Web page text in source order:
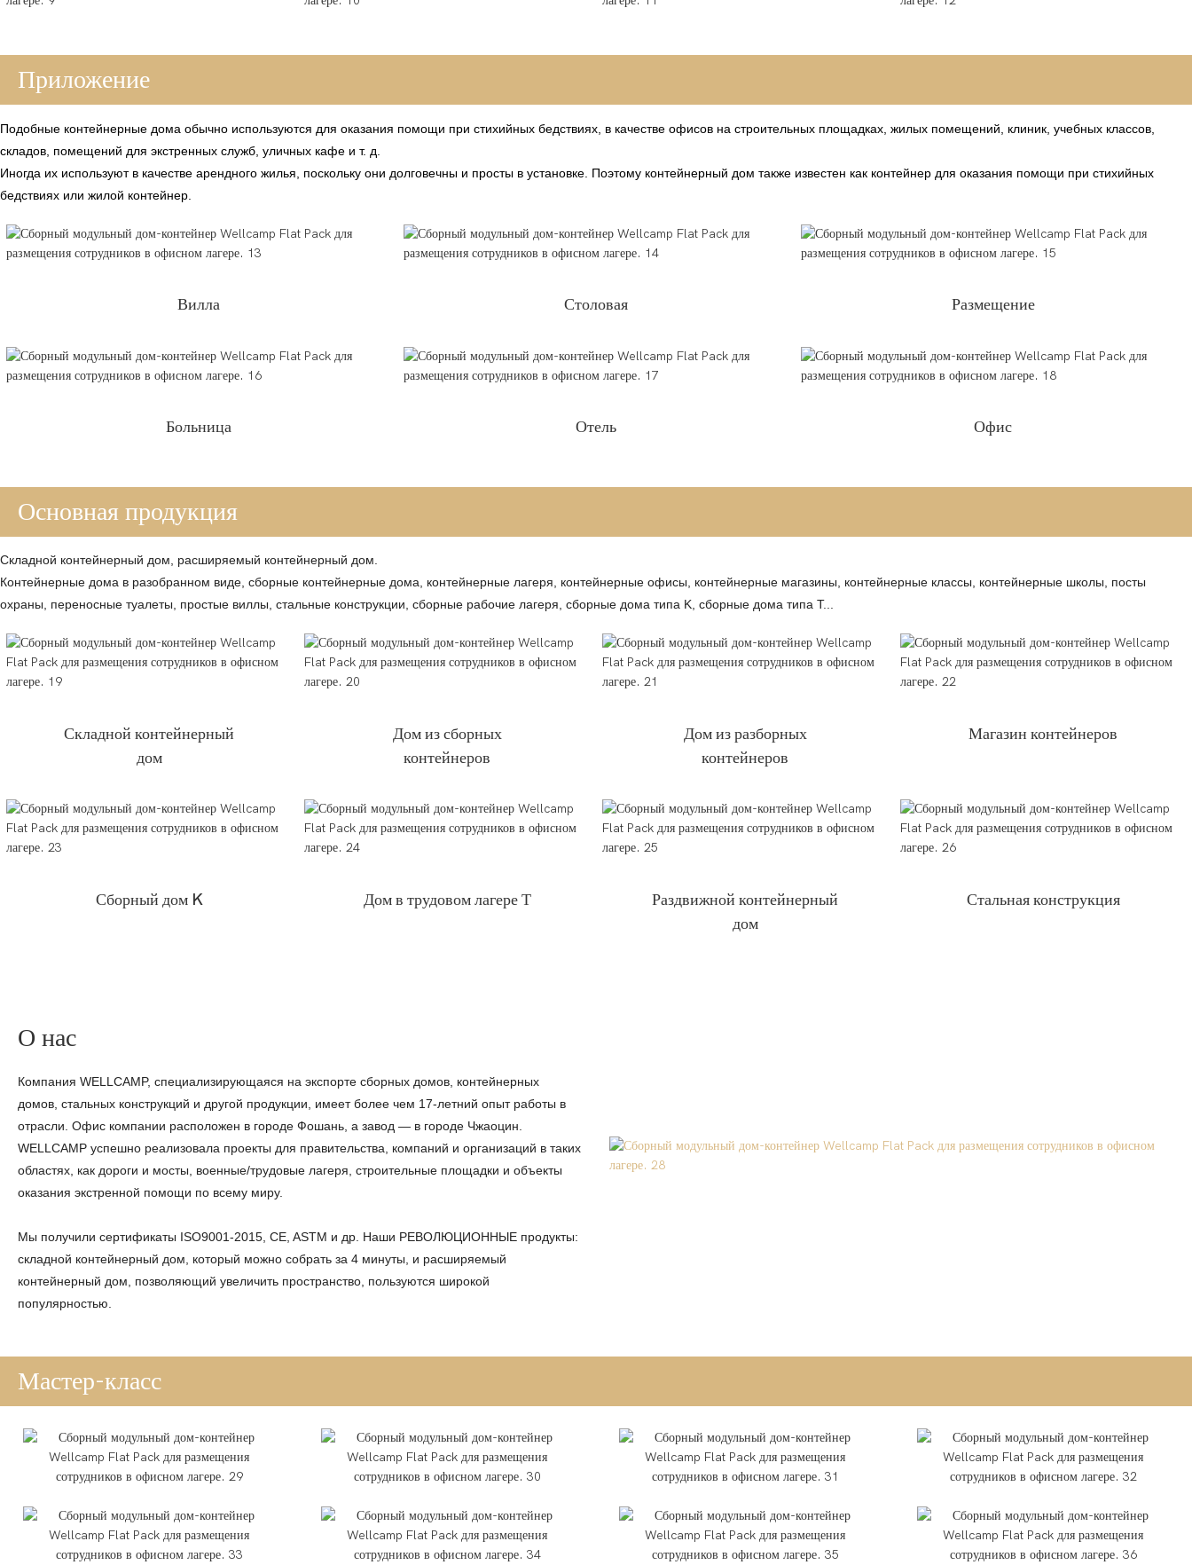
Приложение
Подобные контейнерные дома обычно используются для оказания помощи при стихийных бедствиях, в качестве офисов на строительных площадках, жилых помещений, клиник, учебных классов,
складов, помещений для экстренных служб, уличных кафе и т. д.
Иногда их используют в качестве арендного жилья, поскольку они долговечны и просты в установке. Поэтому контейнерный дом также известен как контейнер для оказания помощи при стихийных
бедствиях или жилой контейнер.
Вилла Столовая Размещение
Больница Отель Офис
Основная продукция
Складной контейнерный дом, расширяемый контейнерный дом.
Контейнерные дома в разобранном виде, сборные контейнерные дома, контейнерные лагеря, контейнерные офисы, контейнерные магазины, контейнерные классы, контейнерные школы, посты
охраны, переносные туалеты, простые виллы, стальные конструкции, сборные рабочие лагеря, сборные дома типа K, сборные дома типа T...
Складной контейнерный
дом
Дом из сборных
контейнеров
Дом из разборных
контейнеров
Магазин контейнеров
Сборный дом K Дом в трудовом лагере Т
Раздвижной контейнерный
дом
Стальная конструкция
О нас
Компания WELLCAMP, специализирующаяся на экспорте сборных домов, контейнерных
домов, стальных конструкций и другой продукции, имеет более чем 17-летний опыт работы в
отрасли. Офис компании расположен в городе Фошань, а завод — в городе Чжаоцин.
WELLCAMP успешно реализовала проекты для правительства, компаний и организаций в таких
областях, как дороги и мосты, военные/трудовые лагеря, строительные площадки и объекты
оказания экстренной помощи по всему миру.
Мы получили сертификаты ISO9001-2015, CE, ASTM и др. Наши РЕВОЛЮЦИОННЫЕ продукты:
складной контейнерный дом, который можно собрать за 4 минуты, и расширяемый
контейнерный дом, позволяющий увеличить пространство, пользуются широкой
популярностью.
Мастер-класс